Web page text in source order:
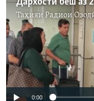
Таҳияи Радиои
0:00